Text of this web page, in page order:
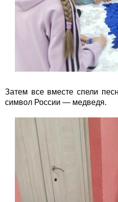
Затем все вместе спели
символ России — медведя.